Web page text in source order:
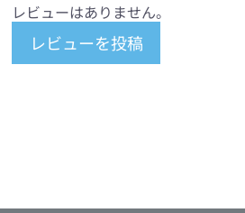
レビューはありません。
レビューを投稿